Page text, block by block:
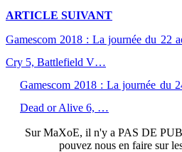
ARTICLE SUIVANT
Gamescom 2018 : La journée du 22
Cry 5, Battlefield V…
Gamescom 2018 : La journée du
Dead or Alive 6, …
SurMaXoE, il n'y a PAS DE
pouvez nous en faire sur